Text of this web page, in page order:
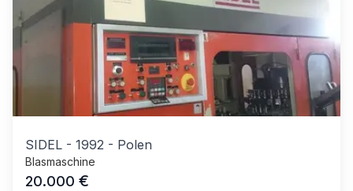
SIDEL - 1992 - Polen
Blasmaschine
20.000 €